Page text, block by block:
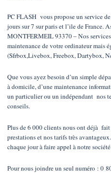
PC FLASH vous propose un service
jours sur 7 sur paris et l’ile de France.
MONTFERMEIL 93370 – Nos
maintenance de votre ordinateur mais
(Sfrbox,Livebox, Freebox, Dartybox,
Que vous ayez besoin d’un simple
à domicile, d’une maintenance
un particulier ou un indépendant nos
conseils.
Plus de 6 000 clients nous ont déjà
prestations et nos tarifs très
chaque jour à faire appel à notre
Pour nous joindre un seul numéro : 0